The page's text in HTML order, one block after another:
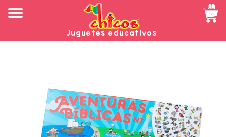
Juguetes educativos